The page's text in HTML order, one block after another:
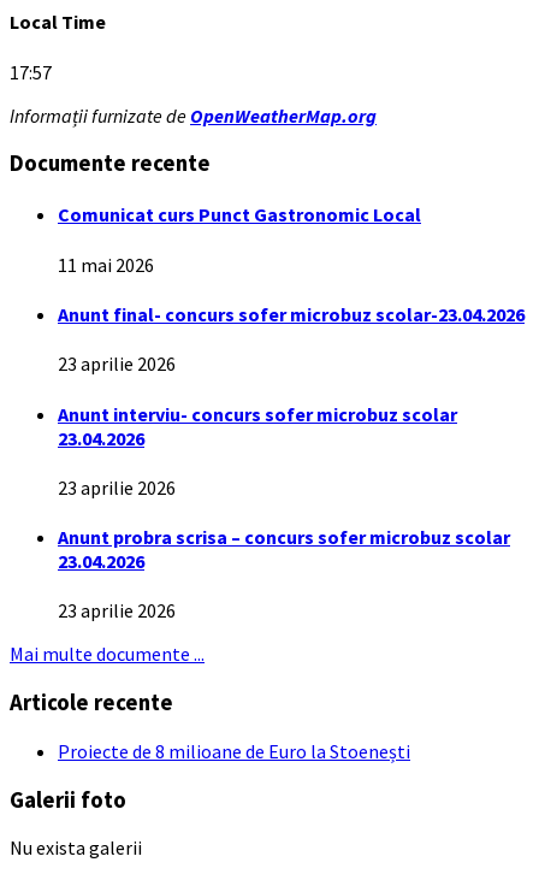
Local Time
17:57
Informații furnizate de OpenWeatherMap.org
Documente recente
Comunicat curs Punct Gastronomic Local
11 mai 2026
Anunt final- concurs sofer microbuz scolar-23.04.2026
23 aprilie 2026
Anunt interviu- concurs sofer microbuz scolar
23.04.2026
23 aprilie 2026
Anunt probra scrisa – concurs sofer microbuz scolar
23.04.2026
23 aprilie 2026
Mai multe documente ...
Articole recente
Proiecte de 8 milioane de Euro la Stoenești
Galerii foto
Nu exista galerii